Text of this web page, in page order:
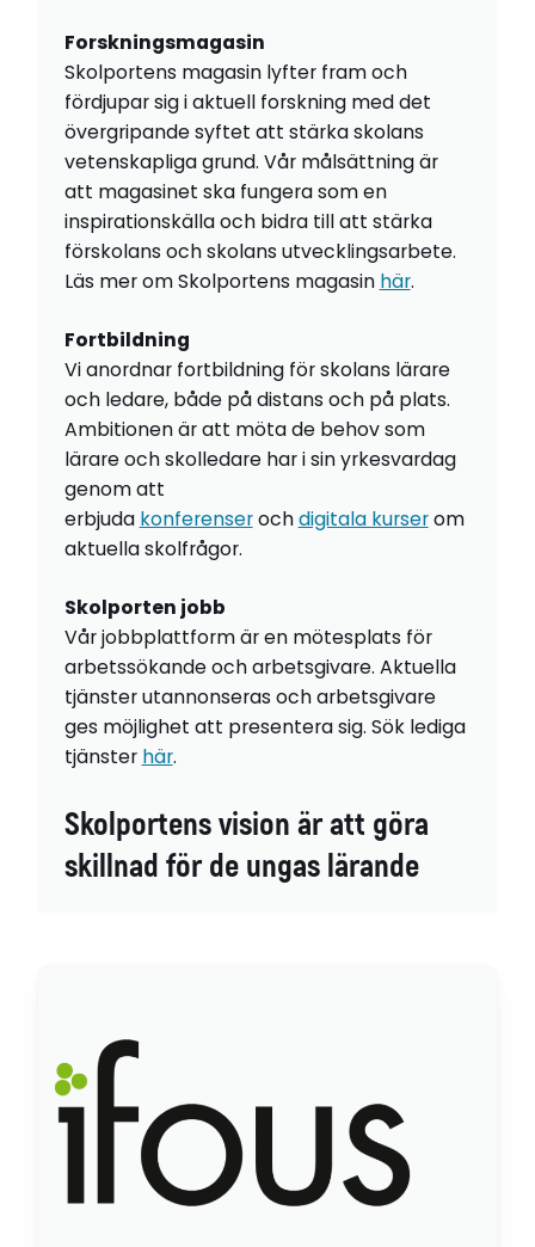
Forskningsmagasin
Skolportens magasin lyfter fram och
fördjupar sig i aktuell forskning med det
övergripande syftet att stärka skolans
vetenskapliga grund. Vår målsättning är
att magasinet ska fungera som en
inspirationskälla och bidra till att stärka
förskolans och skolans utvecklingsarbete.
Läs mer om Skolportens magasin här.
Fortbildning
Vi anordnar fortbildning för skolans lärare
och ledare, både på distans och på plats.
Ambitionen är att möta de behov som
lärare och skolledare har i sin yrkesvardag
genom att
erbjuda konferenserochdigitala kurserom
aktuella skolfrågor.
Skolporten jobb
Vår jobbplattform är en mötesplats för
arbetssökande och arbetsgivare. Aktuella
tjänster utannonseras och arbetsgivare
ges möjlighet att presentera sig. Sök lediga
tjänster här.
Skolportens vision är att göra
skillnad för de ungas lärande